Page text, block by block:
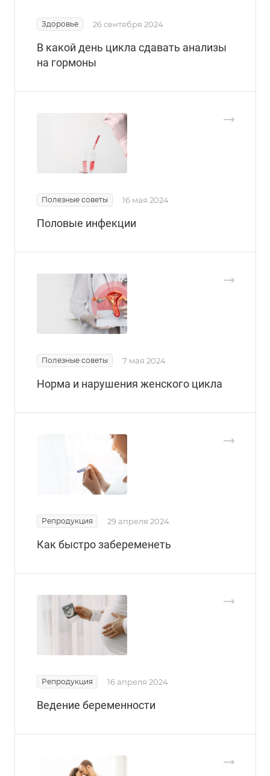
Здоровье 26 сентября 2024
В какой день цикла сдавать анализы
на гормоны
Полезные советы 16 мая 2024
Половые инфекции
Полезные советы 7 мая 2024
Норма и нарушения женского цикла
Репродукция 29 апреля 2024
Как быстро забеременеть
Репродукция 16 апреля 2024
Ведение беременности